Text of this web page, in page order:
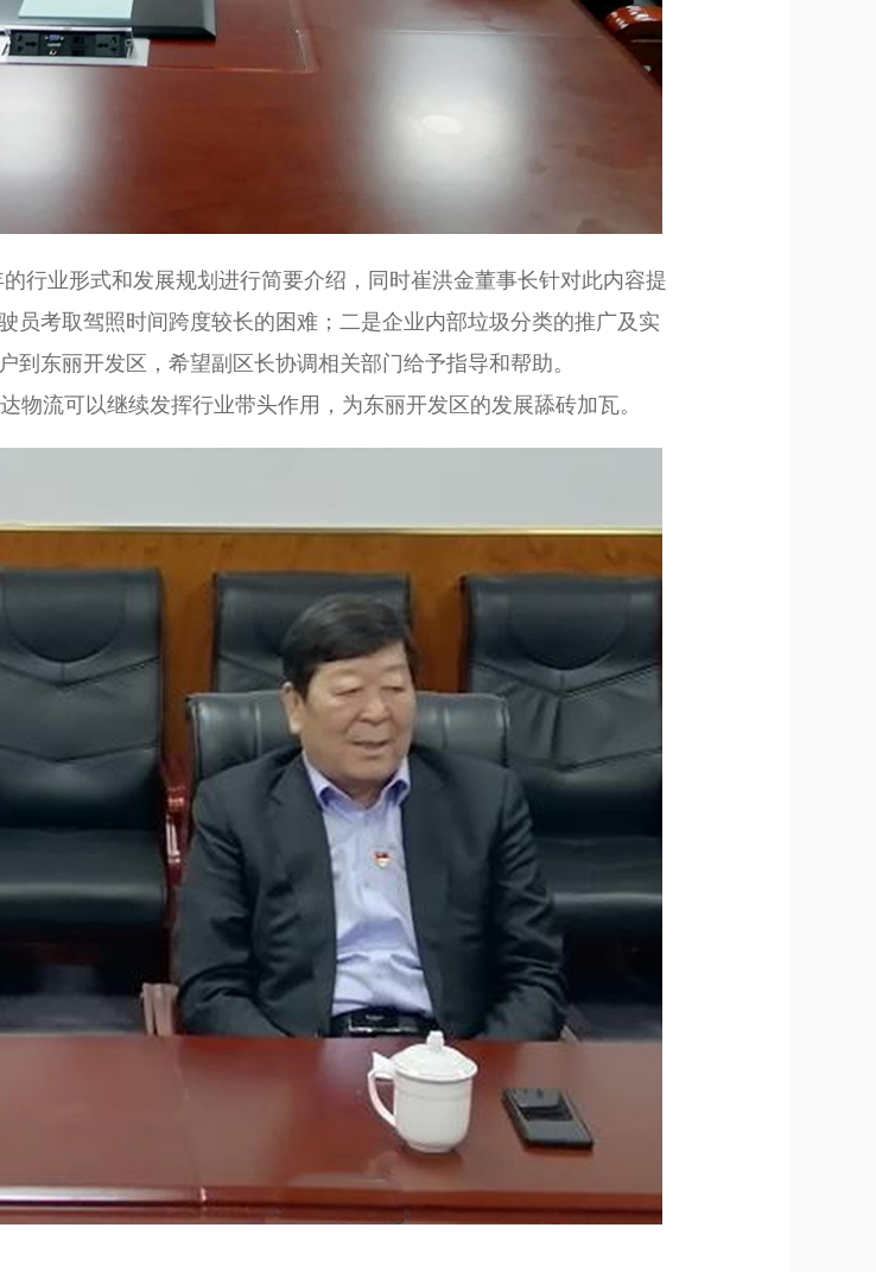
行业形式和发展规划进行简要介绍，同时崔洪金董事长针对此内容提
员考取驾照时间跨度较长的困难；二是企业内部垃圾分类的推广及实
东丽开发区，希望副区长协调相关部门给予指导和帮助。
流可以继续发挥行业带头作用，为东丽开发区的发展舔砖加瓦。